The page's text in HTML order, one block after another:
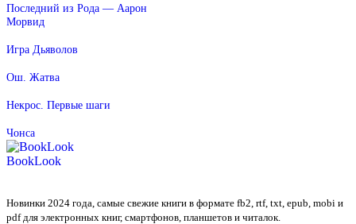
Последний из Рода — Аарон
Морвид
Игра Дьяволов
Ош. Жатва
Некрос. Первые шаги
Чонса
BookLook
Новинки 2024 года, самые свежие книги в формате fb2, rtf, txt, epub, mobi и
pdf для электронных книг, смартфонов, планшетов и читалок.